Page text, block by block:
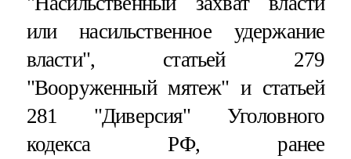
или насильственное удержание
власти", статьей 279
"Вооруженный мятеж" и статьей
281 "Диверсия" Уголовного
кодекса РФ, ранее